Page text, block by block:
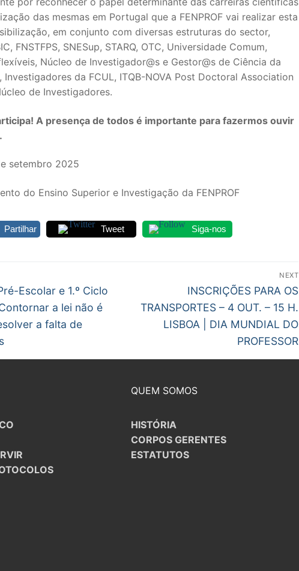
das mesmas em Portugal que a FENPROF vai realizar esta
em conjunto com diversas estruturas do sector,
FNSTFPS, SNESup, STARQ, OTC, Universidade Comum,
Núcleo de Investigador@s e Gestor@s de Ciência da
Investigadores da FCUL, ITQB-NOVA Post Doctoral Association
de Investigadores.
A presença de todos é importante para fazermos ouvir
setembro 2025
do Ensino Superior e Investigação da FENPROF
Partilhar Tweet Siga-nos
Escolar e 1.º Ciclo
a lei não é
a falta de
NEXT
Next
post:
INSCRIÇÕES PARA OS
TRANSPORTES – 4 OUT. – 15 H.
LISBOA | DIA MUNDIAL DO
PROFESSOR
QUEM SOMOS
HISTÓRIA
CORPOS GERENTES
ESTATUTOS